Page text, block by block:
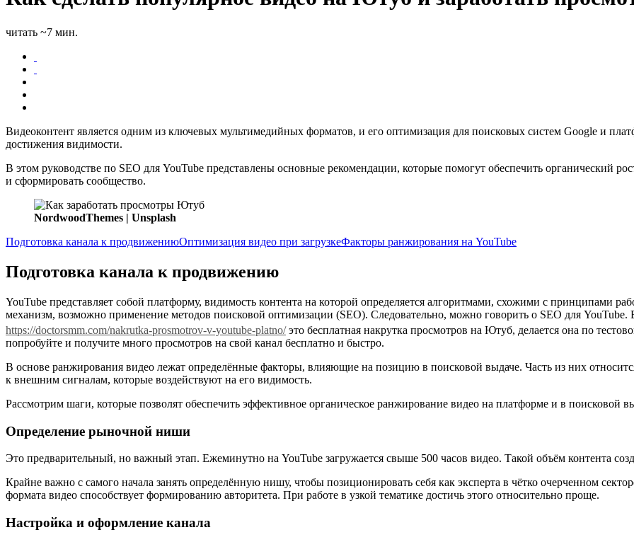
читать ~7 мин.
Видеоконтент является одним из ключевых мультимедийных форматов, и его оптимизация для поисковых систем Google и
достижения видимости.
В этом руководстве по SEO для YouTube представлены основные рекомендации, которые помогут обеспечить органический
и сформировать сообщество.
NordwoodThemes | Unsplash
Подготовка канала к продвижениюОптимизация видео при загрузкеФакторы ранжирования на YouTube
Подготовка канала к продвижению
YouTube представляет собой платформу, видимость контента на которой определяется алгоритмами, схожими с принципами
механизм, возможно применение методов поисковой оптимизации (SEO). Следовательно, можно говорить о SEO для
https://doctorsmm.com/nakrutka-prosmotrov-v-youtube-platno/это бесплатная накрутка просмотров на Ютуб, делается она по
попробуйте и получите много просмотров на свой канал бесплатно и быстро.
В основе ранжирования видео лежат определённые факторы, влияющие на позицию в поисковой выдаче. Часть из них
к внешним сигналам, которые воздействуют на его видимость.
Рассмотрим шаги, которые позволят обеспечить эффективное органическое ранжирование видео на платформе и в поисковой
Определение рыночной ниши
Это предварительный, но важный этап. Ежеминутно на YouTube загружается свыше 500 часов видео. Такой объём контента
Крайне важно с самого начала занять определённую нишу, чтобы позиционировать себя как эксперта в чётко очерченном
формата видео способствует формированию авторитета. При работе в узкой тематике достичь этого относительно проще.
Настройка и оформление канала